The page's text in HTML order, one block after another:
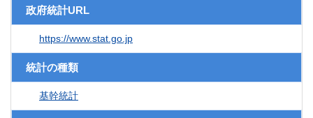
政府統計URL
https://www.stat.go.jp
統計の種類
基幹統計